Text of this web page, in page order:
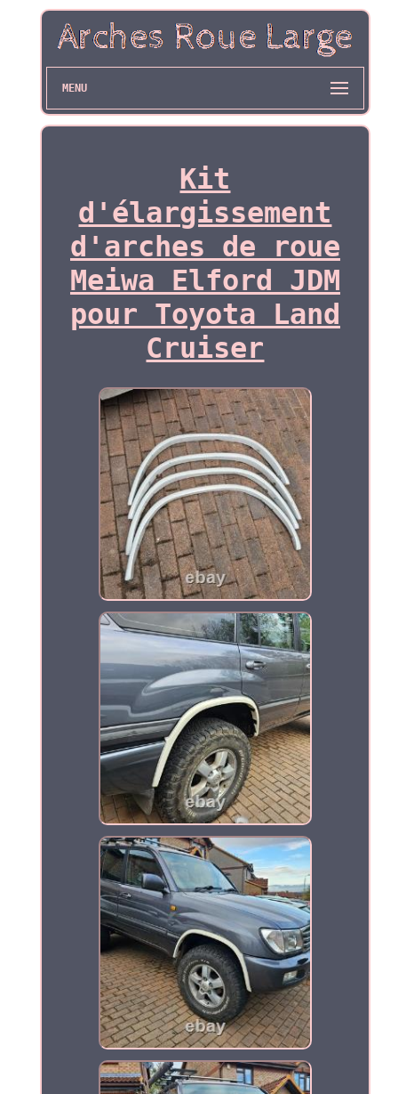
MENU
Kit
d'élargissement
d'arches de roue
Meiwa Elford JDM
pour Toyota Land
Cruiser